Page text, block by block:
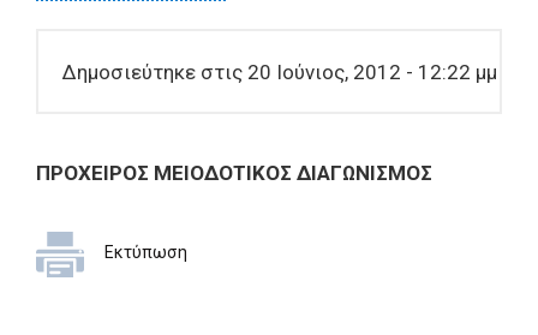
Δημοσιεύτηκε στις 20 Ιούνιος, 2012 - 12:22 μμ
ΠΡΟΧΕΙΡΟΣ ΜΕΙΟΔΟΤΙΚΟΣ ΔΙΑΓΩΝΙΣΜΟΣ
Εκτύπωση